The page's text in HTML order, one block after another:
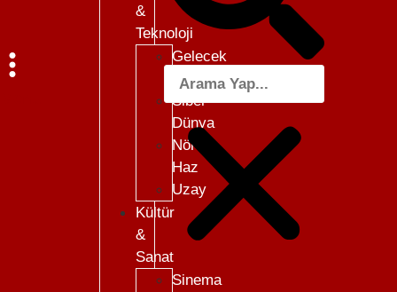
&
Teknoloji
Gelecek
101
Siber
Dünya
Nöro-
Haz
Uzay
Kültür
&
Sanat
Sinema